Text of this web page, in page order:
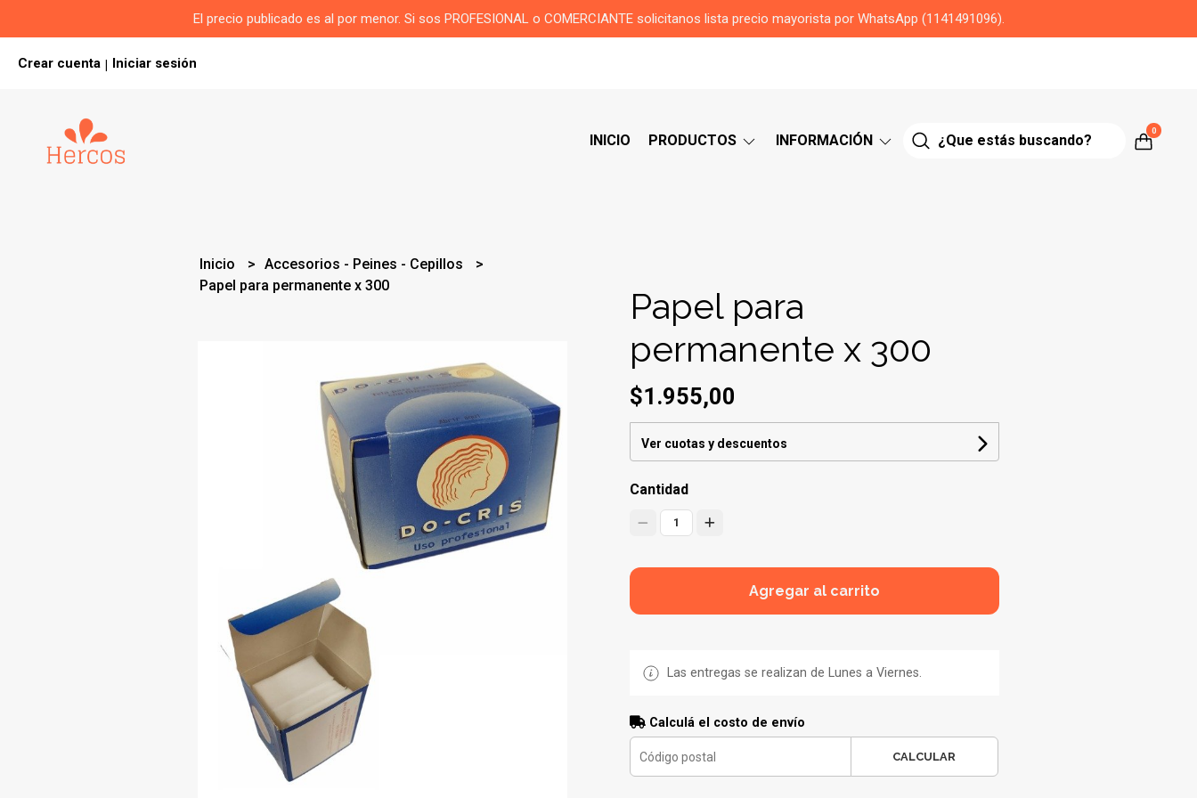
El precio publicado es al por menor. Si sos PROFESIONAL o COMERCIANTE solicitanos lista precio mayorista por WhatsApp (1141491096).
Crear cuenta | Iniciar sesión
INICIO PRODUCTOS INFORMACIÓN
0
Inicio
Accesorios - Peines - Cepillos
Papel para permanente x 300
Papel para
permanente x 300
$1.955,00
Ver cuotas y descuentos
Cantidad
1
Agregar al carrito
Las entregas se realizan de Lunes a Viernes.
Calculá el costo de envío
CALCULAR